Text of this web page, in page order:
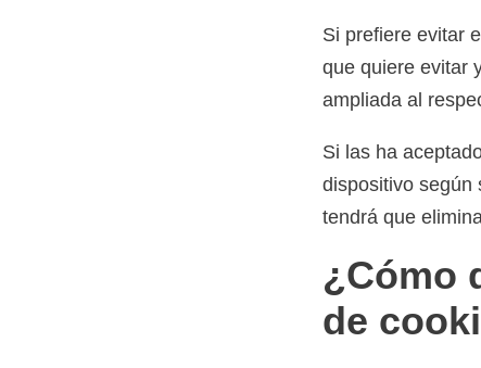
Si prefiere evitar
que quiere evitar
ampliada al
Si las ha
dispositivo según
tendrá que
¿Cómo
de